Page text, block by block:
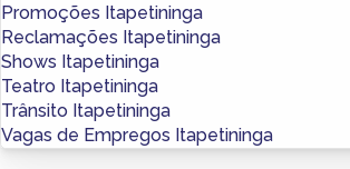
Promoções Itapetininga
Reclamações Itapetininga
Shows Itapetininga
Teatro Itapetininga
Trânsito Itapetininga
Vagas de Empregos Itapetininga